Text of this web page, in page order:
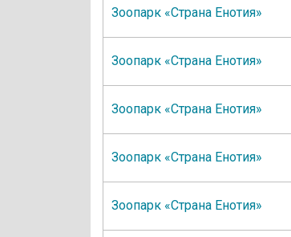
Зоопарк «Страна Енотия»
Зоопарк «Страна Енотия»
Зоопарк «Страна Енотия»
Зоопарк «Страна Енотия»
Зоопарк «Страна Енотия»